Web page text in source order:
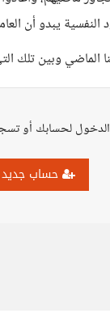
يبدو أن
الماضي وبين تلك
لحسابك أو
حساب جديد